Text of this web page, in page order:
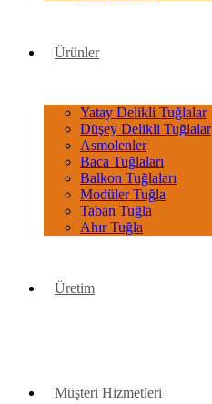
Ürünler
Yatay Delikli Tuğlalar
Düşey Delikli Tuğlalar
Asmolenler
Baca Tuğlaları
Balkon Tuğlaları
Modüler Tuğla
Taban Tuğla
Ahır Tuğla
Üretim
Müşteri Hizmetleri